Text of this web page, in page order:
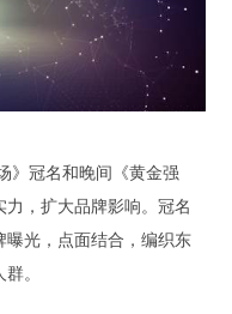
》冠名和晚间《黄金强
，扩大品牌影响。冠名
曝光，点面结合，编织东
。